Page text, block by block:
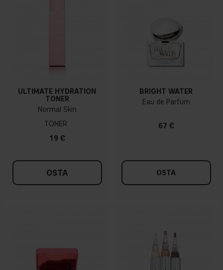
ULTIMATE HYDRATION
TONER
Normal Skin
TONER
19 €
OSTA
BRIGHT WATER
Eau de Parfum
67 €
OSTA